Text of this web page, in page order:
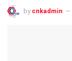
by cnkadmin